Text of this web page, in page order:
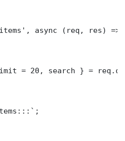
async (req, res) =>
= 20, search } =